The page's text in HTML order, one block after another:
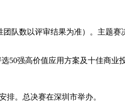
队数以评审结果为准）。主题赛
50强高价值应用方案及十佳商业
排。总决赛在深圳市举办。